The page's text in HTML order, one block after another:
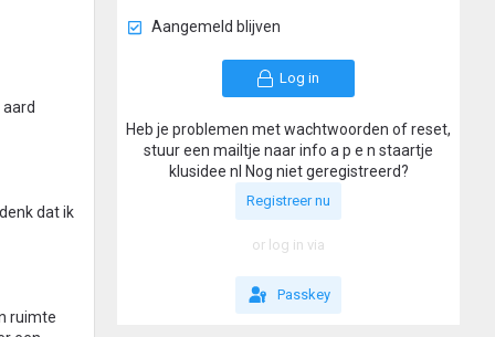
dat ik
ruimte
Aangemeld blijven
Log in
Heb je problemen met wachtwoorden of reset,
stuur een mailtje naar info a p e n staartje
klusidee nl Nog niet geregistreerd?
Registreer nu
or log in via
Passkey